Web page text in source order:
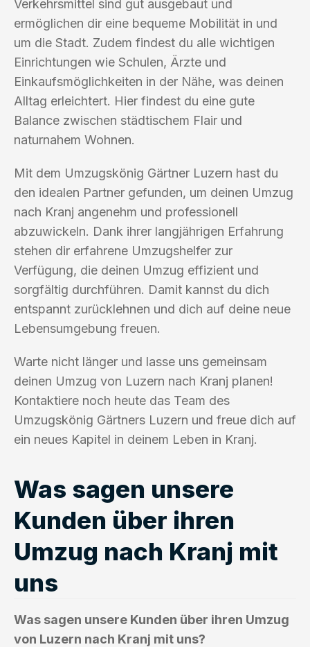
Verkehrsmittel sind gut ausgebaut und
ermöglichen dir eine bequeme Mobilität in und
um die Stadt. Zudem findest du alle wichtigen
Einrichtungen wie Schulen, Ärzte und
Einkaufsmöglichkeiten in der Nähe, was deinen
Alltag erleichtert. Hier findest du eine gute
Balance zwischen städtischem Flair und
naturnahem Wohnen.
Mit dem Umzugskönig Gärtner Luzern hast du
den idealen Partner gefunden, um deinen Umzug
nach Kranj angenehm und professionell
abzuwickeln. Dank ihrer langjährigen Erfahrung
stehen dir erfahrene Umzugshelfer zur
Verfügung, die deinen Umzug effizient und
sorgfältig durchführen. Damit kannst du dich
entspannt zurücklehnen und dich auf deine neue
Lebensumgebung freuen.
Warte nicht länger und lasse uns gemeinsam
deinen Umzug von Luzern nach Kranj planen!
Kontaktiere noch heute das Team des
Umzugskönig Gärtners Luzern und freue dich auf
ein neues Kapitel in deinem Leben in Kranj.
Was sagen unsere
Kunden über ihren
Umzug nach Kranj mit
uns
Was sagen unsere Kunden über ihren Umzug
von Luzern nach Kranj mit uns?